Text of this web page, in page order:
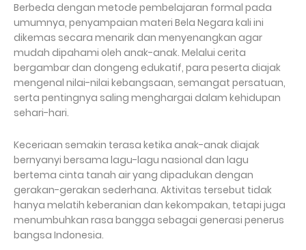
Berbeda dengan metode pembelajaran formal pada
umumnya, penyampaian materi Bela Negara kali ini
dikemas secara menarik dan menyenangkan agar
mudah dipahami oleh anak-anak. Melalui cerita
bergambar dan dongeng edukatif, para peserta diajak
mengenal nilai-nilai kebangsaan, semangat persatuan,
serta pentingnya saling menghargai dalam kehidupan
sehari-hari.
Keceriaan semakin terasa ketika anak-anak diajak
bernyanyi bersama lagu-lagu nasional dan lagu
bertema cinta tanah air yang dipadukan dengan
gerakan-gerakan sederhana. Aktivitas tersebut tidak
hanya melatih keberanian dan kekompakan, tetapi juga
menumbuhkan rasa bangga sebagai generasi penerus
bangsa Indonesia.